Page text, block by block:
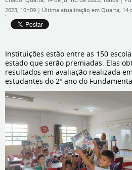
2023, 10h09 | Última atualização em Quarta, 14
Instituições estão entre as 150
estado que serão premiadas. Elas
resultados em avaliação realizada
estudantes do 2º ano do